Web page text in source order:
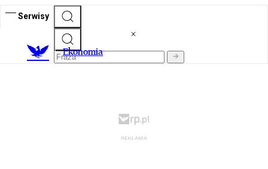
Serwisy
Ekonomia